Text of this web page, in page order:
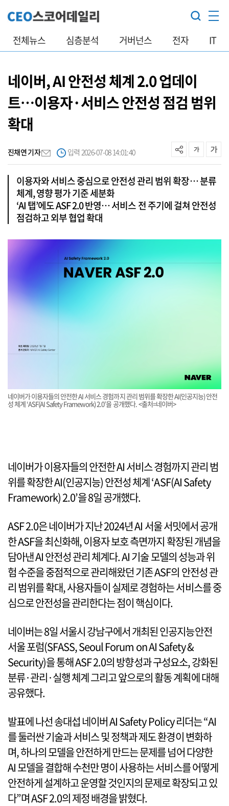
전체뉴스 심층분석 거버넌스 전자 IT
네이버, AI 안전성 체계 2.0 업데이
트…이용자·서비스 안전성 점검 범위
확대
진채연 기자 입력 2026-07-08 14:01:40
이용자와 서비스 중심으로 안전성 관리 범위 확장… 분류
체계, 영향 평가 기준 세분화
‘AI 탭’에도 ASF 2.0 반영… 서비스 전 주기에 걸쳐 안전성
점검하고 외부 협업 확대
네이버가 이용자들의 안전한 AI 서비스 경험까지 관리 범위를 확장한 AI(인공지능) 안전
성 체계 ‘ASF(AI Safety Framework) 2.0’을 공개했다. <출처=네이버>
네이버가 이용자들의 안전한 AI 서비스 경험까지 관리 범
위를 확장한 AI(인공지능) 안전성 체계 ‘ASF(AI Safety
Framework) 2.0’을 8일 공개했다.
ASF 2.0은 네이버가 지난 2024년 AI 서울 서밋에서 공개
한 ASF을 최신화해, 이용자 보호 측면까지 확장된 개념을
담아낸 AI 안전성 관리 체계다. AI 기술 모델의 성능과 위
험 수준을 중점적으로 관리해왔던 기존 ASF의 안전성 관
리 범위를 확대, 사용자들이 실제로 경험하는 서비스를 중
심으로 안전성을 관리한다는 점이 핵심이다.
네이버는 8일 서울시 강남구에서 개최된 인공지능안전
서울 포럼(SFASS, Seoul Forum on AI Safety &
Security)을 통해 ASF 2.0의 방향성과 구성요소, 강화된
분류·관리·실행 체계 그리고 앞으로의 활동 계획에 대해
공유했다.
발표에 나선 송대섭 네이버 AI Safety Policy 리더는 “AI
를 둘러싼 기술과 서비스 및 정책과 제도 환경이 변화하
며, 하나의 모델을 안전하게 만드는 문제를 넘어 다양한
AI 모델을 결합해 수천만 명이 사용하는 서비스를 어떻게
안전하게 설계하고 운영할 것인지의 문제로 확장되고 있
다”며 ASF 2.0의 제정 배경을 밝혔다.